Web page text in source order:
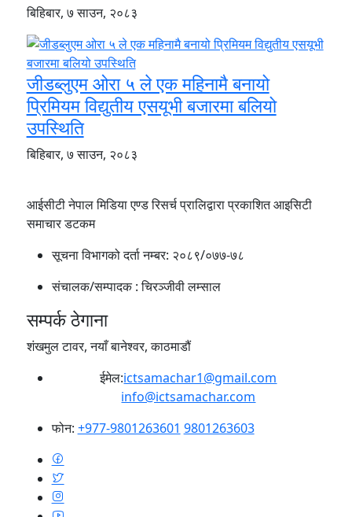
बिहिबार, ७ साउन, २०८३
जीडब्लुएम ओरा ५ ले एक महिनामै बनायो
प्रिमियम विद्युतीय एसयूभी बजारमा बलियो
उपस्थिति
बिहिबार, ७ साउन, २०८३
आईसीटी नेपाल मिडिया एण्ड रिसर्च प्रालिद्वारा प्रकाशित आइसिटी
समाचार डटकम
सूचना विभागको दर्ता नम्बर: २०८९/०७७-७८
संचालक/सम्पादक :चिरञ्जीवी लम्साल
सम्पर्क ठेगाना
शंखमुल टावर, नयाँ बानेश्वर, काठमाडौं
ईमेल:ictsamachar1@gmail.com
info@ictsamachar.com
फोन: +977-9801263601 9801263603